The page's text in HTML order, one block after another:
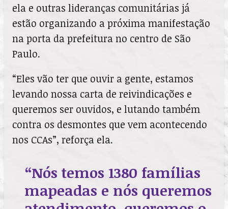
ela e outras lideranças comunitárias já
estão organizando a próxima manifestação
na porta da prefeitura no centro de São
Paulo.
“Eles vão ter que ouvir a gente, estamos
levando nossa carta de reivindicações e
queremos ser ouvidos, e lutando também
contra os desmontes que vem acontecendo
nos CCAs”, reforça ela.
“Nós temos 1380 famílias
mapeadas e nós queremos